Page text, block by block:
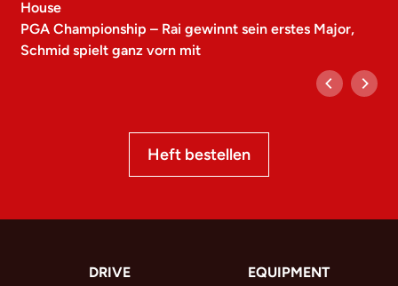
House
PGA Championship – Rai gewinnt sein erstes Major,
Schmid spielt ganz vorn mit
Heft bestellen
DRIVE EQUIPMENT